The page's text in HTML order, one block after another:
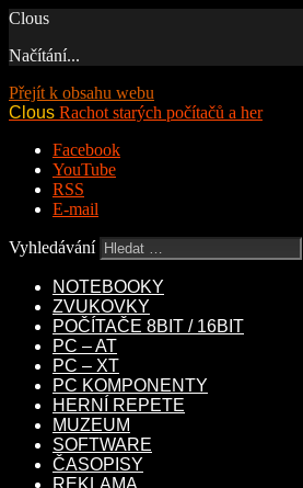
Clous
Načítání...
Přejít k obsahu webu
Clous Rachot starých počítačů a her
Facebook
YouTube
RSS
E-mail
Vyhledávání
NOTEBOOKY
ZVUKOVKY
POČÍTAČE 8BIT / 16BIT
PC – AT
PC – XT
PC KOMPONENTY
HERNÍ REPETE
MUZEUM
SOFTWARE
ČASOPISY
REKLAMA